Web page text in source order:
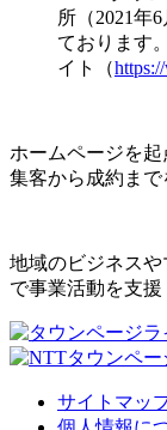
所（2021年
ております
イト（
ホームページを起
集客から成約ま
地域のビジネス
で事業活動を支援
サイトマッ